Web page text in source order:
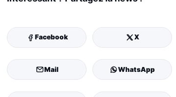
Facebook X
Mail WhatsApp